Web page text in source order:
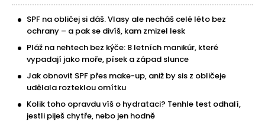
SPF na obličej si dáš. Vlasy ale necháš celé léto bez
ochrany – a pak se divíš, kam zmizel lesk
Pláž na nehtech bez kýče: 8 letních manikúr, které
vypadají jako moře, písek a západ slunce
Jak obnovit SPF přes make-up, aniž by sis z obličeje
udělala rozteklou omítku
Kolik toho opravdu víš o hydrataci? Tenhle test odhalí,
jestli piješ chytře, nebo jen hodně